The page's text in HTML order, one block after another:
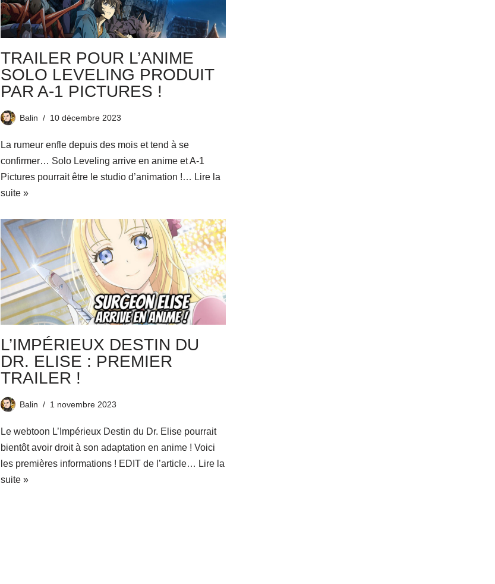
TRAILER POUR L’ANIME
SOLO LEVELING PRODUIT
PAR A-1 PICTURES !
Balin 10 décembre 2023
La rumeur enfle depuis des mois et tend à se
confirmer… Solo Leveling arrive en anime et A-1
Pictures pourrait être le studio d’animation !… Lire la
suite »
L’IMPÉRIEUX DESTIN DU
DR. ELISE : PREMIER
TRAILER !
Balin 1 novembre 2023
Le webtoon L’Impérieux Destin du Dr. Elise pourrait
bientôt avoir droit à son adaptation en anime ! Voici
les premières informations ! EDIT de l’article… Lire la
suite »